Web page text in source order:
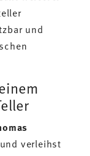
und
verleihst